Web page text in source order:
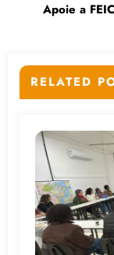
Apoie a
RELATED